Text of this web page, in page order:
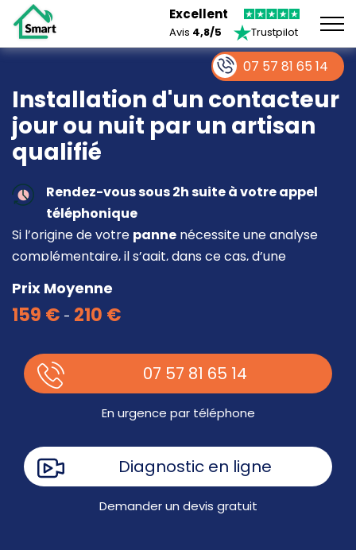
Excellent
Avis 4,8/5 Trustpilot
Installation d'un contacteur
jour ou nuit par un artisan
qualifié
Rendez-vous sous 2h suite à votre appel
téléphonique
Si l’origine de votre panne nécessite une analyse
complémentaire, il s’agit, dans ce cas, d’une
intervention à part entière demandant un devis sur
place.
Prix Moyenne
159 € - 210 €
07 57 81 65 14
En urgence par téléphone
Diagnostic en ligne
Demander un devis gratuit
07 57 81 65 14